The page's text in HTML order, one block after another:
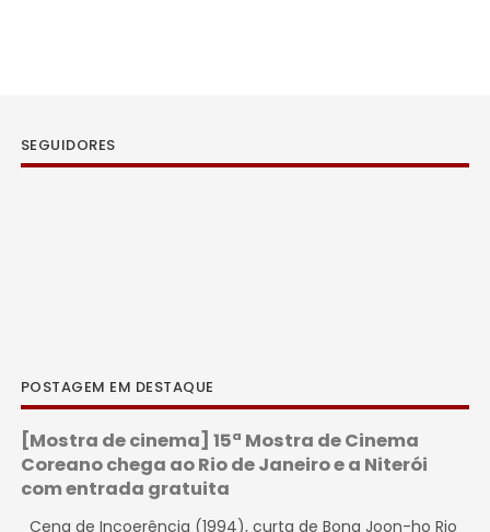
SEGUIDORES
POSTAGEM EM DESTAQUE
[Mostra de cinema] 15ª Mostra de Cinema
Coreano chega ao Rio de Janeiro e a Niterói
com entrada gratuita
Cena de Incoerência (1994), curta de Bong Joon-ho Rio